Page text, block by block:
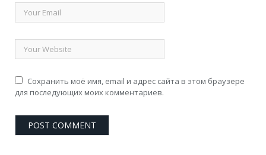
Сохранить моё имя, email и адрес сайта в этом браузере
для последующих моих комментариев.